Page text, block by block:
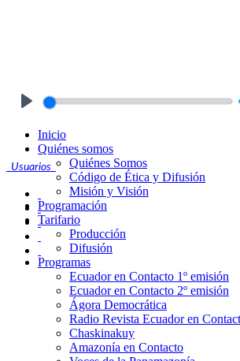
Usuarios
Inicio
Quiénes somos
Quiénes Somos
Código de Ética y Difusión
Misión y Visión
Programación
Tarifario
Producción
Difusión
Programas
Ecuador en Contacto 1º emisión
Ecuador en Contacto 2º emisión
Ágora Democrática
Radio Revista Ecuador en
Chaskinakuy
Amazonía en Contacto